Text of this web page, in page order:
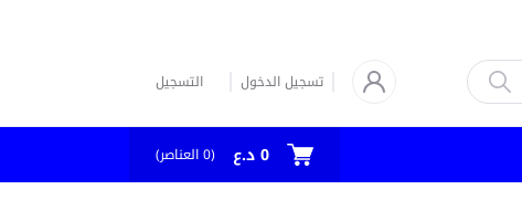
تسجيل الدخول التسجيل
0 د.ع (
0العناصر)